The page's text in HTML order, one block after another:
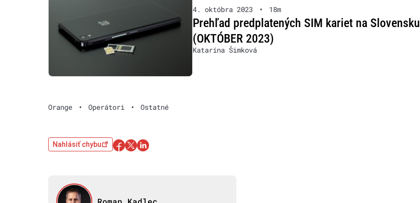
4. októbra 2023 • 18m
Prehľad predplatených SIM kariet na Slovensku
(OKTÓBER 2023)
Katarína Šimková
Orange • Operátori • Ostatné
Nahlásiť chybu